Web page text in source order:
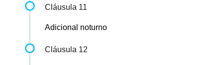
Cláusula 11
Adicional noturno
Cláusula 12